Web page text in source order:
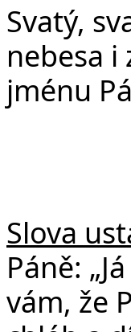
Svatý,
nebesa i
jménu
Slova
Páně:
vám, že